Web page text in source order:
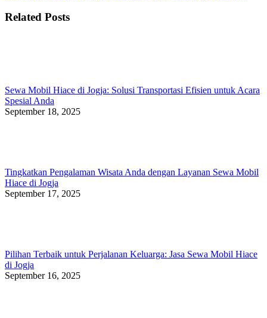
Related Posts
Sewa Mobil Hiace di Jogja: Solusi Transportasi Efisien untuk Acara
Spesial Anda
September 18, 2025
Tingkatkan Pengalaman Wisata Anda dengan Layanan Sewa Mobil
Hiace di Jogja
September 17, 2025
Pilihan Terbaik untuk Perjalanan Keluarga: Jasa Sewa Mobil Hiace
di Jogja
September 16, 2025